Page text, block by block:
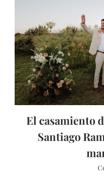
El casamiento
Santiago